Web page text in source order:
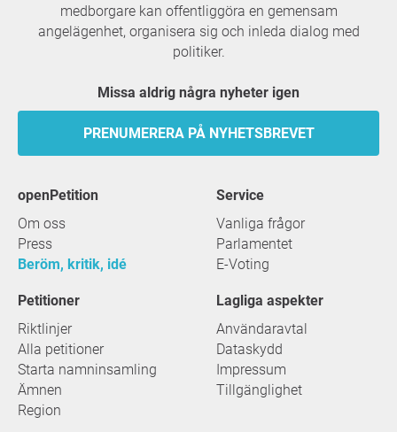
medborgare kan offentliggöra en gemensam
angelägenhet, organisera sig och inleda dialog med
politiker.
Missa aldrig några nyheter igen
PRENUMERERA PÅ NYHETSBREVET
openPetition
Om oss
Press
Beröm, kritik, idé
service
Vanliga frågor
Parlamentet
E-Voting
Petitioner
Riktlinjer
Alla petitioner
Starta namninsamling
Ämnen
Region
Lagliga aspekter
Användaravtal
Dataskydd
Impressum
Tillgänglighet